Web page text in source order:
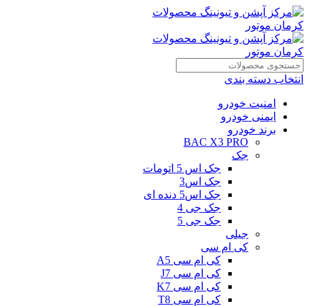
انتخاب دسته بندی
امنیت خودرو
ایمنی خودرو
برند خودرو
BAC X3 PRO
جک
جک اس 5 اتومات
جک اس3
جک اس5 دنده ای
جک جی 4
جک جی 5
جیلی
کی ام سی
کی ام سی A5
کی ام سی J7
کی ام سی K7
کی ام سی T8